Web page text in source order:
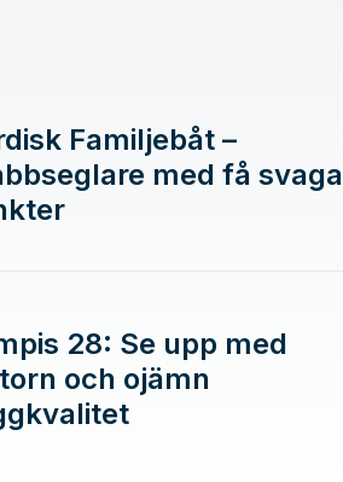
Familjebåt –
med få svaga
28: Se upp med
och ojämn